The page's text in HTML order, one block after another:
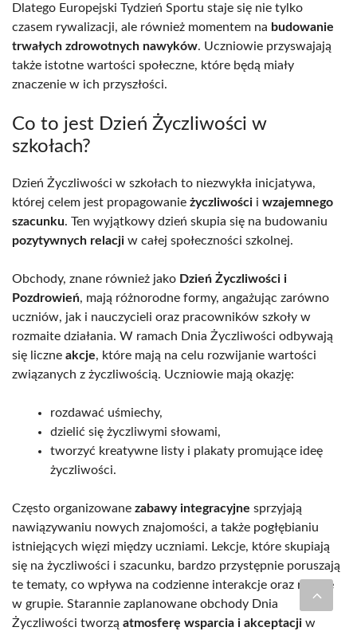
Dlatego Europejski Tydzień Sportu staje się nie tylko
czasem rywalizacji, ale również momentem na budowanie
trwałych zdrowotnych nawyków. Uczniowie przyswajają
także istotne wartości społeczne, które będą miały
znaczenie w ich przyszłości.
Co to jest Dzień Życzliwości w
szkołach?
Dzień Życzliwości w szkołach to niezwykła inicjatywa,
której celem jest propagowanie życzliwości i wzajemnego
szacunku. Ten wyjątkowy dzień skupia się na budowaniu
pozytywnych relacji w całej społeczności szkolnej.
Obchody, znane również jako Dzień Życzliwości i
Pozdrowień, mają różnorodne formy, angażując zarówno
uczniów, jak i nauczycieli oraz pracowników szkoły w
rozmaite działania. W ramach Dnia Życzliwości odbywają
się liczne akcje, które mają na celu rozwijanie wartości
związanych z życzliwością. Uczniowie mają okazję:
rozdawać uśmiechy,
dzielić się życzliwymi słowami,
tworzyć kreatywne listy i plakaty promujące ideę
życzliwości.
Często organizowane zabawy integracyjne sprzyjają
nawiązywaniu nowych znajomości, a także pogłębianiu
istniejących więzi między uczniami. Lekcje, które skupiają
się na życzliwości i szacunku, bardzo przystępnie poruszają
te tematy, co wpływa na codzienne interakcje oraz relacje
w grupie. Starannie zaplanowane obchody Dnia
Życzliwości tworzą atmosferę wsparcia i akceptacji w